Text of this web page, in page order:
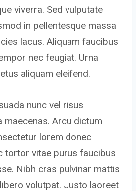
viverra. Sed vulputate
in pellentesque massa
lacus. Aliquam faucibus
nec feugiat. Urna
aliquam eleifend.
nunc vel risus
maecenas. Arcu dictum
lorem donec
tortor vitae purus faucibus
Nibh cras pulvinar mattis
volutpat. Justo laoreet